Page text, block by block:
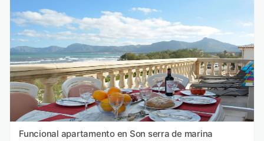
Funcional apartamento en Son serra de marina